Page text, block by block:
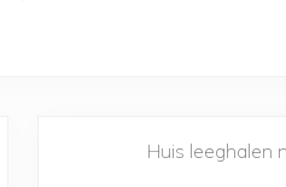
Huis leeghalen